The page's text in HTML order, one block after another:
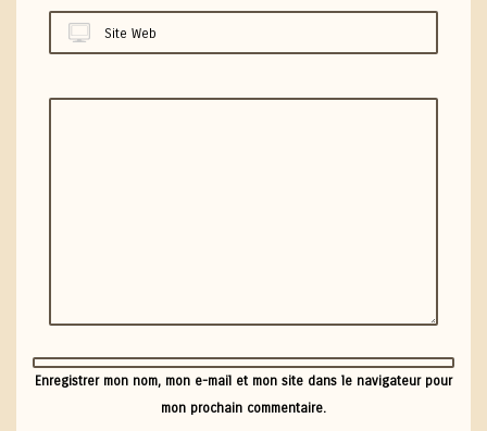
Site Web
Enregistrer mon nom, mon e-mail et mon site dans le navigateur pour
mon prochain commentaire.